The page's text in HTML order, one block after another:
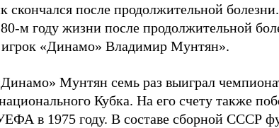
скончался после продолжительной
м году жизни после продолжительной
игрок «Динамо» Владимир Мунтян».
Мунтян семь раз выиграл
Кубка. На его счету также
в 1975 году. В составе сборной СССР